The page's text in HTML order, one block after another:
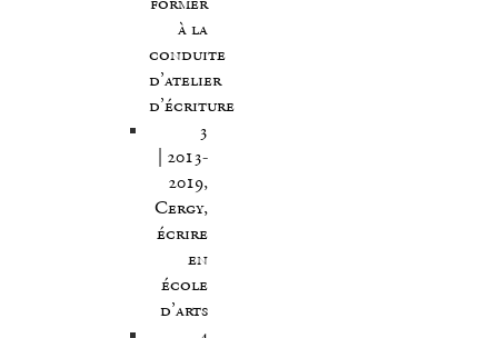
à la
conduite
d’atelier
d’écriture
3
| 2013-
2019,
Cergy,
écrire
en
école
d’arts